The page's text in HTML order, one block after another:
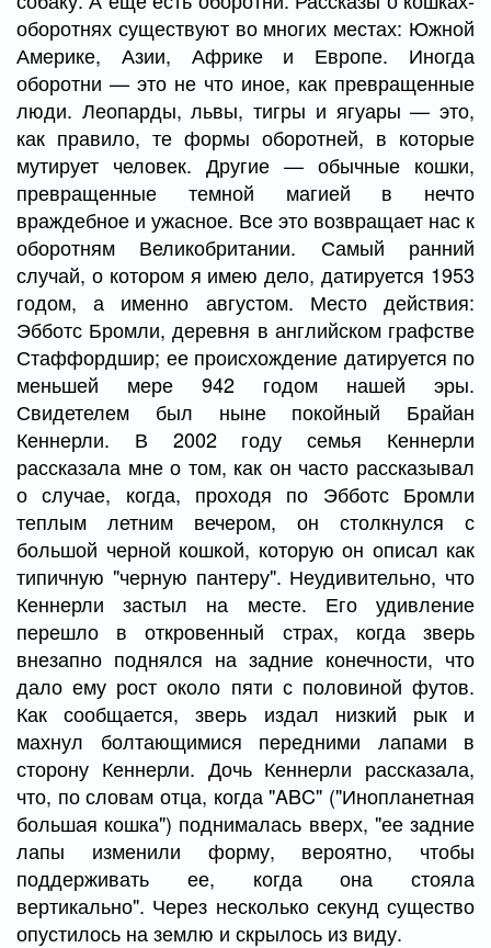
оборотнях существуют во многих местах: Южной
Америке, Азии, Африке и Европе. Иногда
оборотни — это не что иное, как превращенные
люди. Леопарды, львы, тигры и ягуары — это,
как правило, те формы оборотней, в которые
мутирует человек. Другие — обычные кошки,
превращенные темной магией в нечто
враждебное и ужасное. Все это возвращает нас к
оборотням Великобритании. Самый ранний
случай, о котором я имею дело, датируется 1953
годом, а именно августом. Место действия:
Эбботс Бромли, деревня в английском графстве
Стаффордшир; ее происхождение датируется по
меньшей мере 942 годом нашей эры.
Свидетелем был ныне покойный Брайан
Кеннерли. В 2002 году семья Кеннерли
рассказала мне о том, как он часто рассказывал
о случае, когда, проходя по Эбботс Бромли
теплым летним вечером, он столкнулся с
большой черной кошкой, которую он описал как
типичную "черную пантеру". Неудивительно, что
Кеннерли застыл на месте. Его удивление
перешло в откровенный страх, когда зверь
внезапно поднялся на задние конечности, что
дало ему рост около пяти с половиной футов.
Как сообщается, зверь издал низкий рык и
махнул болтающимися передними лапами в
сторону Кеннерли. Дочь Кеннерли рассказала,
что, по словам отца, когда "ABC" ("Инопланетная
большая кошка") поднималась вверх, "ее задние
лапы изменили форму, вероятно, чтобы
поддерживать ее, когда она стояла
вертикально". Через несколько секунд существо
опустилось на землю и скрылось из виду.